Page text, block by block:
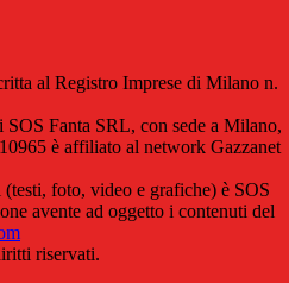
al Registro Imprese di Milano n.
SOS Fanta SRL, con sede a Milano,
è affiliato al network Gazzanet
foto, video e grafiche) è SOS
avente ad oggetto i contenuti del
riservati.